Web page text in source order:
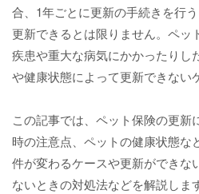
合、1年ごとに更新の手続きを行
更新できるとは限りません。ペッ
疾患や重大な病気にかかったりし
や健康状態によって更新できない
この記事では、ペット保険の更新
時の注意点、ペットの健康状態な
件が変わるケースや更新ができな
ないときの対処法などを解説しま